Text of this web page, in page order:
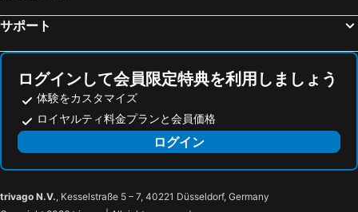
サポート
ログインして会員限定特典を利用しましょう
体験をカスタマイズ
ロイヤルティ料金プランと会員価格
ログイン
trivago N.V., Kesselstraße 5 – 7, 40221 Düsseldorf, Germany